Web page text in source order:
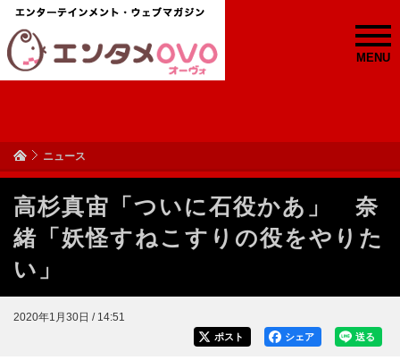
MENU
ニュース
高杉真宙「ついに石役かあ」 奈
緒「妖怪すねこすりの役をやりた
い」
2020年1月30日 / 14:51
送る
シェア
ポスト